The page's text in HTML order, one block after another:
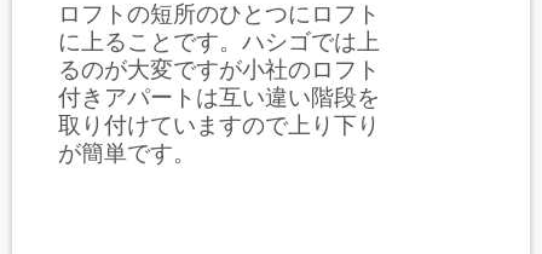
ロフトの短所のひとつにロフト
に上ることです。ハシゴでは上
るのが大変ですが小社のロフト
付きアパートは互い違い階段を
取り付けていますので上り下り
が簡単です。